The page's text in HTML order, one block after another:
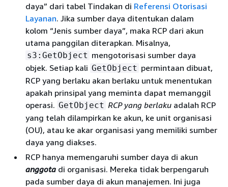
daya” dari tabel Tindakan di Referensi Otorisasi
Layanan. Jika sumber daya ditentukan dalam
kolom “Jenis sumber daya”, maka RCP dari akun
utama panggilan diterapkan. Misalnya,
s3:GetObject mengotorisasi sumber daya
objek. Setiap kali GetObject permintaan dibuat,
RCP yang berlaku akan berlaku untuk menentukan
apakah prinsipal yang meminta dapat memanggil
operasi. GetObject RCP yang berlaku adalah RCP
yang telah dilampirkan ke akun, ke unit organisasi
(OU), atau ke akar organisasi yang memiliki sumber
daya yang diakses.
RCP hanya memengaruhi sumber daya di akun
anggota di organisasi. Mereka tidak berpengaruh
pada sumber daya di akun manajemen. Ini juga